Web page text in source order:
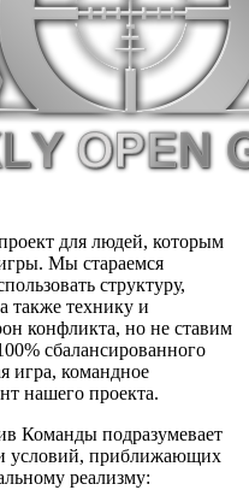
для людей, которым
Мы стараемся
структуру,
также технику и
конфликта, но не ставим
сбалансированного
игра, командное
нашего проекта.
Команды подразумевает
условий, приближающих
реализму: